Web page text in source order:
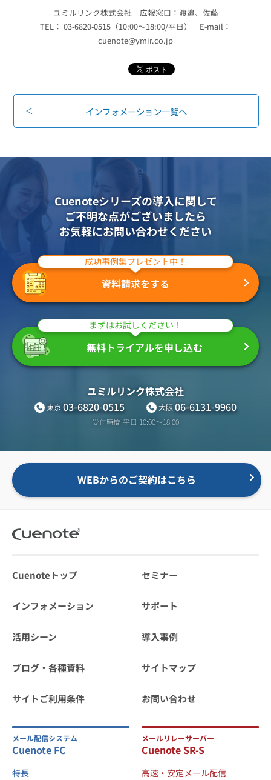
ユミルリンク株式会社 広報窓口：渡邉、佐藤
TEL： 03-6820-0515（10:00～18:00/平日） E-mail：
cuenote@ymir.co.jp
インフォメーション一覧へ
Cuenoteシリーズの導入に関して
ご不明な点がございましたら
お気軽にお問い合わせください
成功事例集プレゼント中！
資料請求をする
まずはお試しください！
無料トライアルを申し込む
ユミルリンク株式会社
東京03-6820-0515 大阪06-6131-9960
受付時間 平日 10:00〜18:00
WEBからのご契約はこちら
Cuenoteトップ セミナー
インフォメーション サポート
活用シーン 導入事例
ブログ・各種資料 サイトマップ
サイトご利用条件 お問い合わせ
メール配信システム
Cuenote FC
特長
メールリレーサーバー
Cuenote SR-S
高速・安定メール配信